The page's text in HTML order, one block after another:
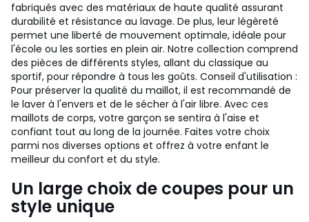
fabriqués avec des matériaux de haute qualité assurant
durabilité et résistance au lavage. De plus, leur légèreté
permet une liberté de mouvement optimale, idéale pour
l'école ou les sorties en plein air. Notre collection comprend
des pièces de différents styles, allant du classique au
sportif, pour répondre à tous les goûts. Conseil d'utilisation :
Pour préserver la qualité du maillot, il est recommandé de
le laver à l'envers et de le sécher à l'air libre. Avec ces
maillots de corps, votre garçon se sentira à l'aise et
confiant tout au long de la journée. Faites votre choix
parmi nos diverses options et offrez à votre enfant le
meilleur du confort et du style.
Un large choix de coupes pour un
style unique